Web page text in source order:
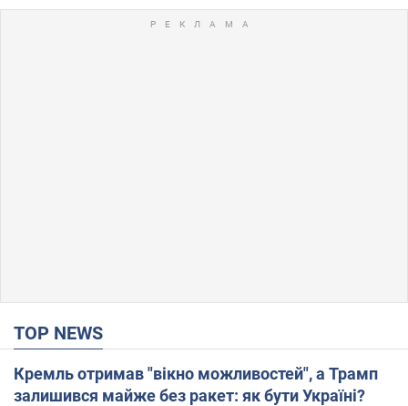
TOP NEWS
Кремль отримав "вікно можливостей", а Трамп
залишився майже без ракет: як бути Україні?